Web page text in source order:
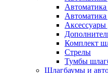
Аксессуары
Комплект
Стрелы
Тумбы
Шлагбаумы и